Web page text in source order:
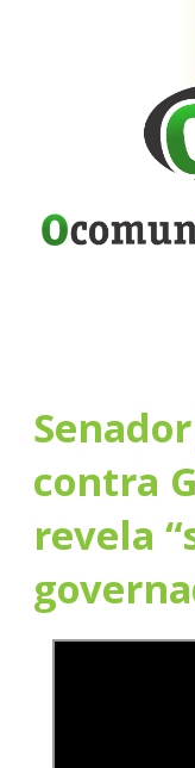
contra
revela